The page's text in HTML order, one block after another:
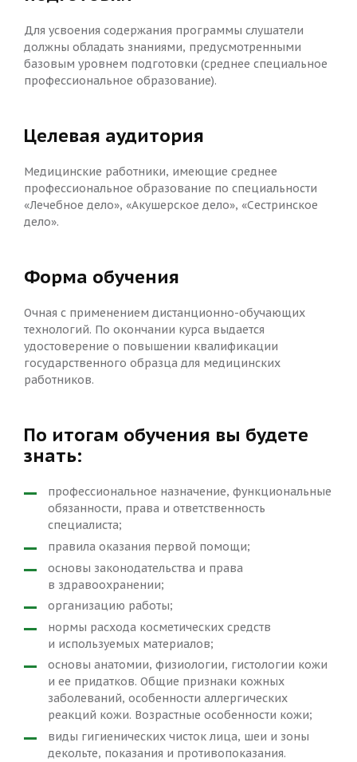
Для усвоения содержания программы слушатели
должны обладать знаниями, предусмотренными
базовым уровнем подготовки (среднее специальное
профессиональное образование).
Целевая аудитория
Медицинские работники, имеющие среднее
профессиональное образование по специальности
«Лечебное дело», «Акушерское дело», «Сестринское
дело».
Форма обучения
Очная с применением дистанционно-обучающих
технологий. По окончании курса выдается
удостоверение о повышении квалификации
государственного образца для медицинских
работников.
По итогам обучения вы будете
знать:
профессиональное назначение, функциональные
обязанности, права и ответственность
специалиста;
правила оказания первой помощи;
основы законодательства и права
в здравоохранении;
организацию работы;
нормы расхода косметических средств
и используемых материалов;
основы анатомии, физиологии, гистологии кожи
и ее придатков. Общие признаки кожных
заболеваний, особенности аллергических
реакций кожи. Возрастные особенности кожи;
виды гигиенических чисток лица, шеи и зоны
декольте, показания и противопоказания.